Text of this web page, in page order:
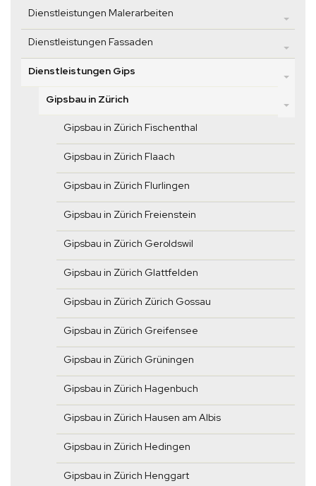
Dienstleistungen Malerarbeiten
Dienstleistungen Fassaden
Dienstleistungen Gips
Gipsbau in Zürich
Gipsbau in Zürich Fischenthal
Gipsbau in Zürich Flaach
Gipsbau in Zürich Flurlingen
Gipsbau in Zürich Freienstein
Gipsbau in Zürich Geroldswil
Gipsbau in Zürich Glattfelden
Gipsbau in Zürich Zürich Gossau
Gipsbau in Zürich Greifensee
Gipsbau in Zürich Grüningen
Gipsbau in Zürich Hagenbuch
Gipsbau in Zürich Hausen am Albis
Gipsbau in Zürich Hedingen
Gipsbau in Zürich Henggart